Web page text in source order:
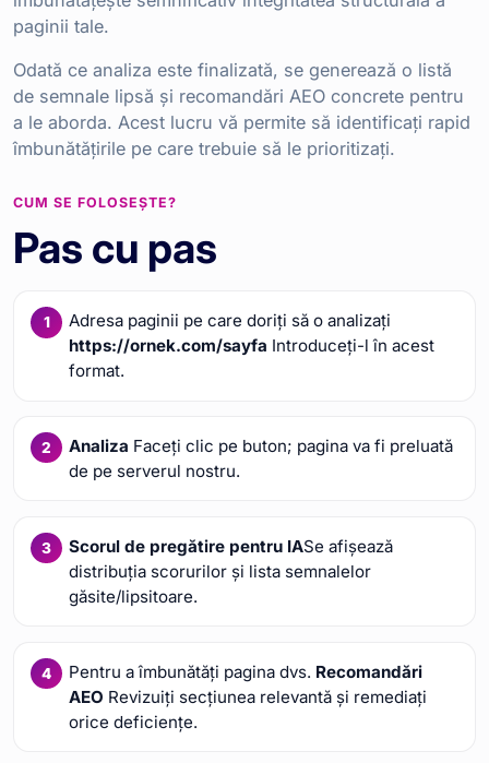
paginii tale.
Odată ce analiza este finalizată, se generează o listă
de semnale lipsă și recomandări AEO concrete pentru
a le aborda. Acest lucru vă permite să identificați rapid
îmbunătățirile pe care trebuie să le prioritizați.
CUM SE FOLOSEȘTE?
Pas cu pas
Adresa paginii pe care doriți să o analizați
https://ornek.com/sayfa Introduceți-l în acest
format.
Analiza Faceți clic pe buton; pagina va fi preluată
de pe serverul nostru.
Scorul de pregătire pentru IASe afișează
distribuția scorurilor și lista semnalelor
găsite/lipsitoare.
Pentru a îmbunătăți pagina dvs. Recomandări
AEO Revizuiți secțiunea relevantă și remediați
orice deficiențe.